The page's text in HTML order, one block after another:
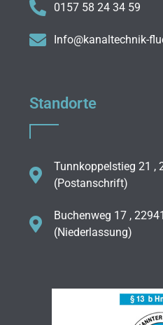
0157 58 24 34 59
Info@kanaltechnik-
Standorte
Tunnkoppelstieg 21 ,
(Postanschrift)
Buchenweg 17 ,
(Niederlassung)